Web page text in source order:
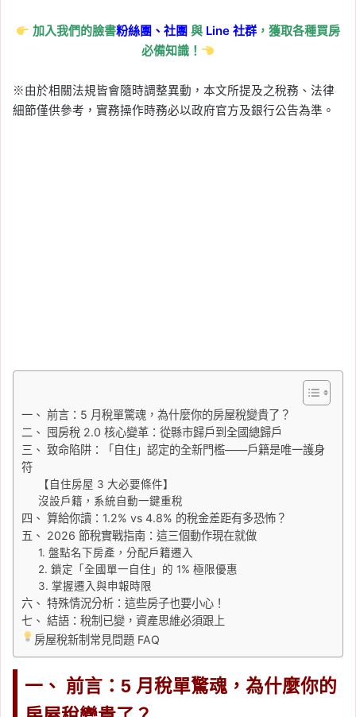
加入我們的臉書粉絲團、社團與 Line社群 ，獲取各種買房
必備知識！
※由於相關法規皆會隨時調整異動，本文所提及之稅務、法律
細節僅供參考，實務操作時務必以政府官方及銀行公告為準。
一、 前言：5 月稅單驚魂，為什麼你的房屋稅變貴了？
二、 囤房稅 2.0 核心變革：從縣市歸戶到全國總歸戶
三、 致命陷阱：「自住」認定的全新門檻——戶籍是唯一護身
符
【自住房屋 3 大必要條件】
沒設戶籍，系統自動一鍵重稅
四、 算給你讀：1.2% vs 4.8% 的稅金差距有多恐怖？
五、 2026 節稅實戰指南：這三個動作現在就做
1. 盤點名下房產，分配戶籍遷入
2. 鎖定「全國單一自住」的 1% 極限優惠
3. 掌握遷入與申報時限
六、 特殊情況分析：這些房子也要小心！
七、 結語：稅制已變，資產思維必須跟上
房屋稅新制常見問題 FAQ
一、 前言：5 月稅單驚魂，為什麼你的